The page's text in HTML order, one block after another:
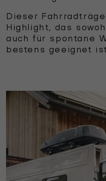
Dieser
Highlight, das
auch für spontane
bestens geeignet